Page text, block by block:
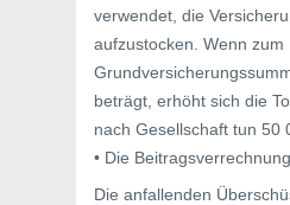
verwendet, die
aufzustocken. Wenn zum
beträgt, erhöht sich die
nach Gesellschaft tun 50
• Die Beitragsverrechnung
Die anfallenden